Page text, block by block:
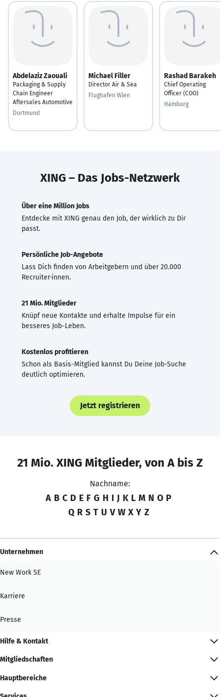
Abdelaziz Zaouali
Packaging & Supply
Chain Engineer
Aftersales Automotive
Dortmund
Michael Filler
Director Air & Sea
Flughafen Wien
Rashad Barakeh
Chief Operating
Officer (COO)
Hamburg
XING – Das Jobs-Netzwerk
Über eine Million Jobs
Entdecke mit XING genau den Job, der wirklich zu Dir
passt.
Persönliche Job-Angebote
Lass Dich finden von Arbeitgebern und über 20.000
Recruiter·innen.
21 Mio. Mitglieder
Knüpf neue Kontakte und erhalte Impulse für ein
besseres Job-Leben.
Kostenlos profitieren
Schon als Basis-Mitglied kannst Du Deine Job-Suche
deutlich optimieren.
Jetzt registrieren
21 Mio. XING Mitglieder, von A bis Z
Nachname:
A B C D E F G H I J K L M N O P
Q R S T U V W X Y Z
Unternehmen
New Work SE
Karriere
Presse
Hilfe & Kontakt
Mitgliedschaften
Hauptbereiche